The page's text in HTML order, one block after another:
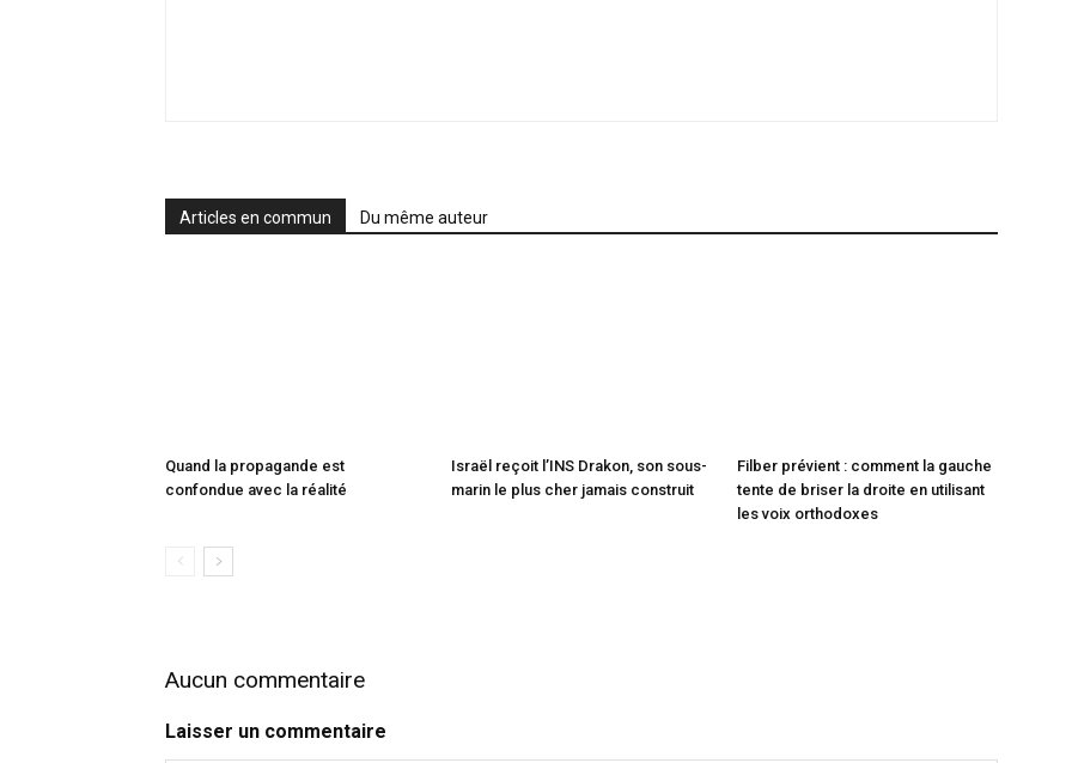
Articles en commun Du même auteur
Quand la propagande est
confondue avec la réalité
Israël reçoit l’INS Drakon, son sous-
marin le plus cher jamais construit
Filber prévient : comment la gauche
tente de briser la droite en utilisant
les voix orthodoxes
Aucun commentaire
Laisser un commentaire